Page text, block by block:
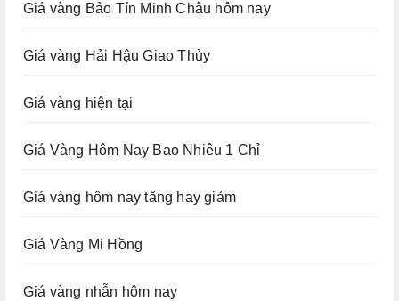
Giá vàng Bảo Tín Minh Châu hôm nay
Giá vàng Hải Hậu Giao Thủy
Giá vàng hiện tại
Giá Vàng Hôm Nay Bao Nhiêu 1 Chỉ
Giá vàng hôm nay tăng hay giảm
Giá Vàng Mi Hồng
Giá vàng nhẫn hôm nay